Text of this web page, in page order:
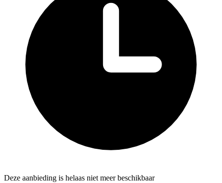
Deze aanbieding is helaas niet meer beschikbaar